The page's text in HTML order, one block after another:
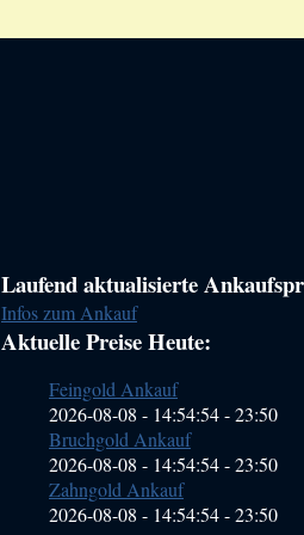
Haupt-
Sidebar
(Primary)
Laufend aktualisierte
Infos zum Ankauf
Aktuelle Preise Heute:
Feingold Ankauf
2026-08-08 - 14:54:54-23:50
Bruchgold Ankauf
2026-08-08 - 14:54:54-23:50
Zahngold Ankauf
2026-08-08 - 14:54:54-23:50